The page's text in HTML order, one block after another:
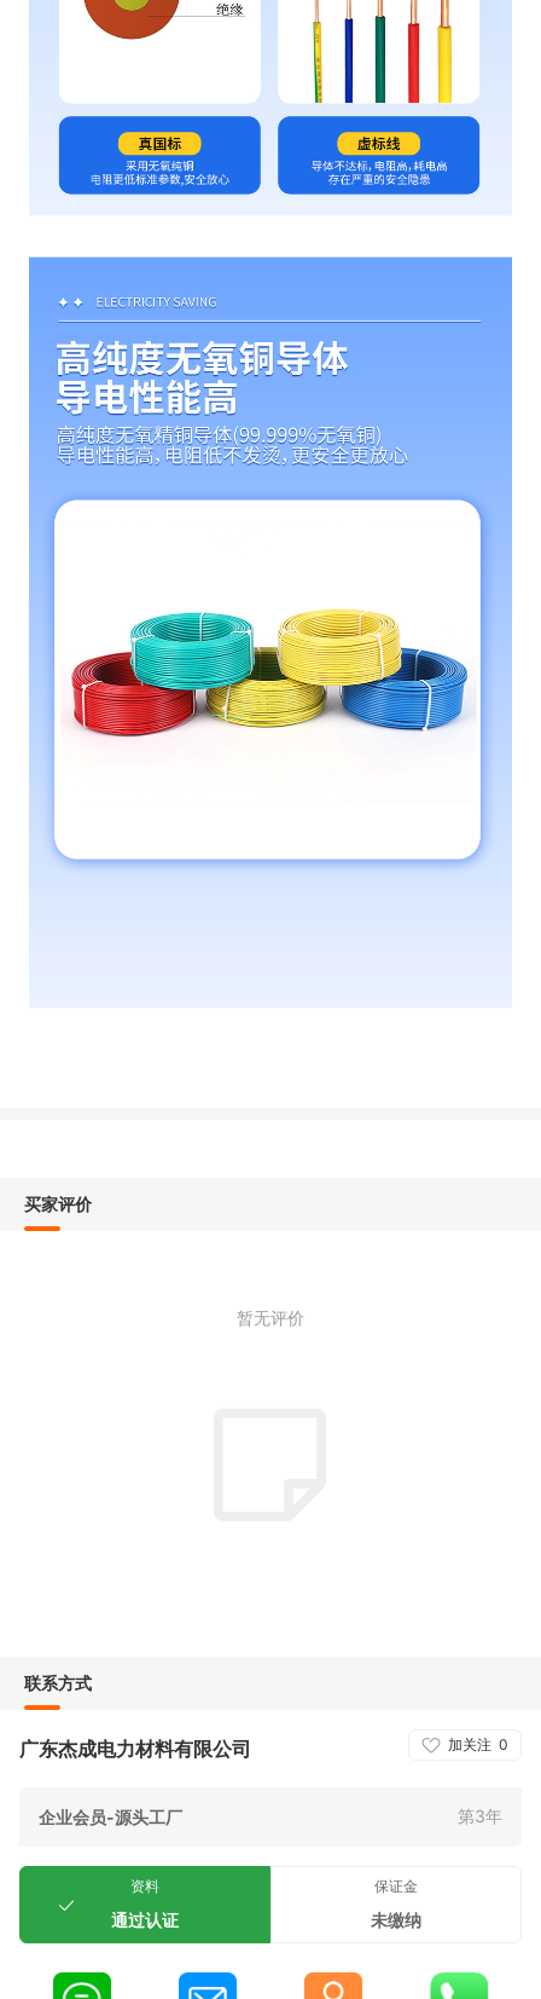
买家评价
暂无评价
联系方式
加关注 0
广东杰成电力材料有限公司
企业会员-源头工厂 第3年
资料
通过认证
保证金
未缴纳